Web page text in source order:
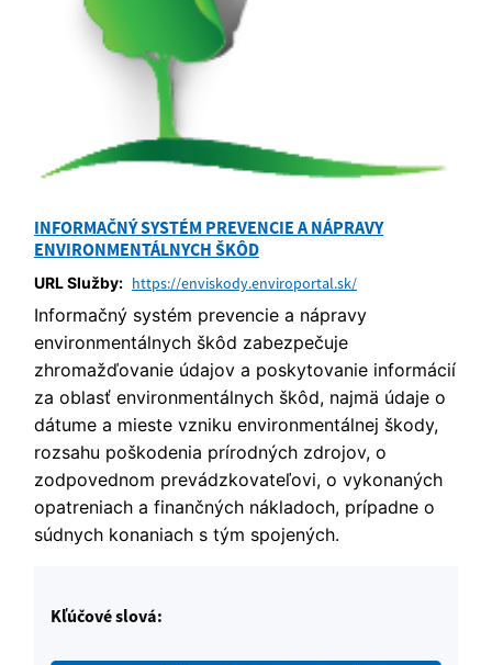
INFORMAČNÝ SYSTÉM PREVENCIE A NÁPRAVY
ENVIRONMENTÁLNYCH ŠKÔD
URL Služby: https://enviskody.enviroportal.sk/
Informačný systém prevencie a nápravy
environmentálnych škôd zabezpečuje
zhromažďovanie údajov a poskytovanie informácií
za oblasť environmentálnych škôd, najmä údaje o
dátume a mieste vzniku environmentálnej škody,
rozsahu poškodenia prírodných zdrojov, o
zodpovednom prevádzkovateľovi, o vykonaných
opatreniach a finančných nákladoch, prípadne o
súdnych konaniach s tým spojených.
Kľúčové slová: